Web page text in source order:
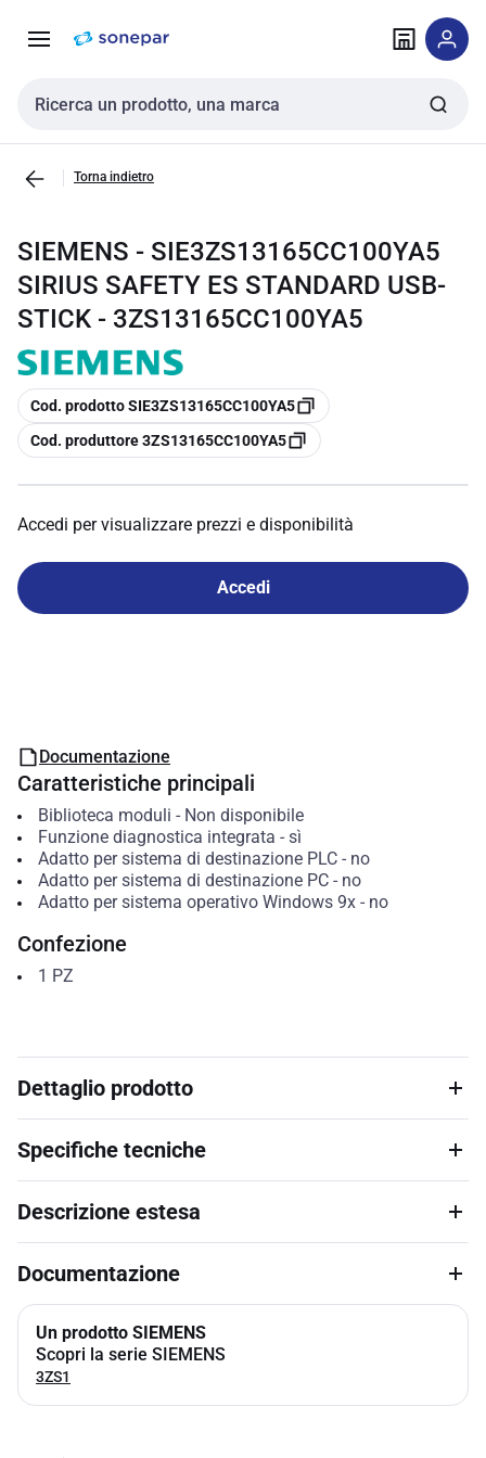
navigazione alla
Cerca input
Torna indietro
SIEMENS - SIE3ZS13165CC100YA5
SIRIUS SAFETY ES STANDARD USB-
STICK - 3ZS13165CC100YA5
copia
Cod. prodotto SIE3ZS13165CC100YA5
copia
Cod. produttore 3ZS13165CC100YA5
Accedi per visualizzare prezzi e disponibilità
Accedi
Documentazione
Caratteristiche principali
Biblioteca moduli - Non disponibile
Funzione diagnostica integrata - sì
Adatto per sistema di destinazione PLC- no
Adatto per sistema di destinazione PC- no
Adatto per sistema operativo Windows 9x- no
Confezione
1 PZ
Dettaglio prodotto
Specifiche tecniche
Descrizione estesa
Documentazione
Un prodotto SIEMENS
Scopri la serie SIEMENS
3ZS1